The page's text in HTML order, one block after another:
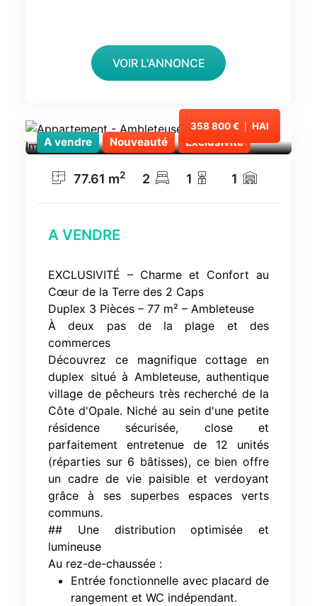
VOIR L'ANNONCE
Ambleteuse
A vendre Nouveauté Exclusivité
358 800 € HAI
77.61 m2 2 1 1
A VENDRE
EXCLUSIVITÉ – Charme et Confort au
Cœur de la Terre des 2 Caps
Duplex 3 Pièces – 77 m² – Ambleteuse
À deux pas de la plage et des
commerces
Découvrez ce magnifique cottage en
duplex situé à Ambleteuse, authentique
village de pêcheurs très recherché de la
Côte d'Opale. Niché au sein d'une petite
résidence sécurisée, close et
parfaitement entretenue de 12 unités
(réparties sur 6 bâtisses), ce bien offre
un cadre de vie paisible et verdoyant
grâce à ses superbes espaces verts
communs.
## Une distribution optimisée et
lumineuse
Au rez-de-chaussée :
Entrée fonctionnelle avec placard de
rangement et WC indépendant.